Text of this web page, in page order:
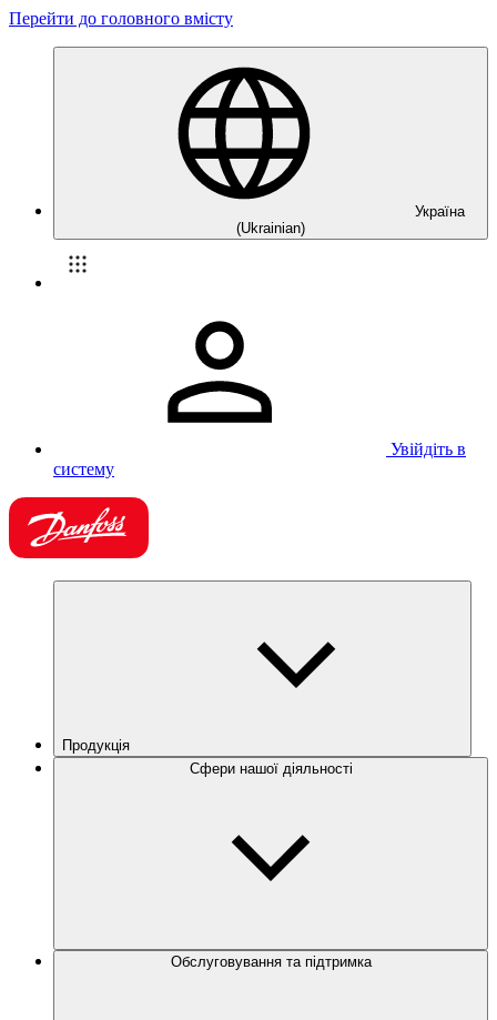
Перейти до головного вмісту
Україна
(Ukrainian)
Увійдіть в
систему
Продукція
Сфери нашої діяльності
Обслуговування та підтримка